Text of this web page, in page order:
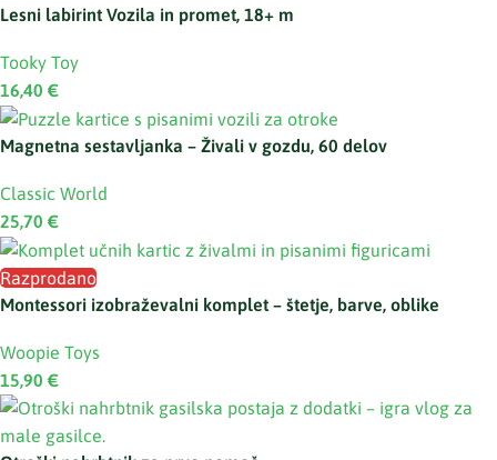
Lesni labirint Vozila in promet, 18+ m
Tooky Toy
16,40 €
Magnetna sestavljanka – Živali v gozdu, 60 delov
Classic World
25,70 €
Razprodano
Montessori izobraževalni komplet – štetje, barve, oblike
Woopie Toys
15,90 €